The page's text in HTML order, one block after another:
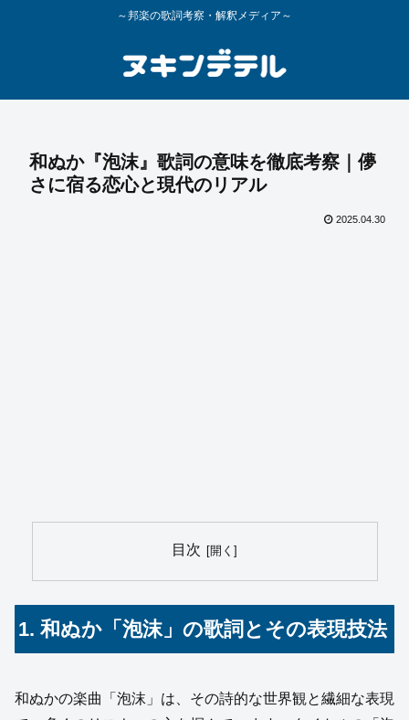
～邦楽の歌詞考察・解釈メディア～
和ぬか『泡沫』歌詞の意味を徹底考察｜儚
さに宿る恋心と現代のリアル
2025.04.30
目次
1. 和ぬか「泡沫」の歌詞とその表現技法
和ぬかの楽曲「泡沫」は、その詩的な世界観と繊細な表現